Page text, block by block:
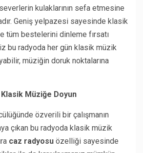
kulaklarının sefa etmesine
Geniş yelpazesi sayesinde klasik
tüm bestelerini dinleme fırsatı
bu radyoda her gün klasik müzik
müziğin doruk noktalarına
Müziğe Doyun
özverili bir çalışmanın
çıkan bu radyoda klasik müzik
caz radyosu özelliği sayesinde